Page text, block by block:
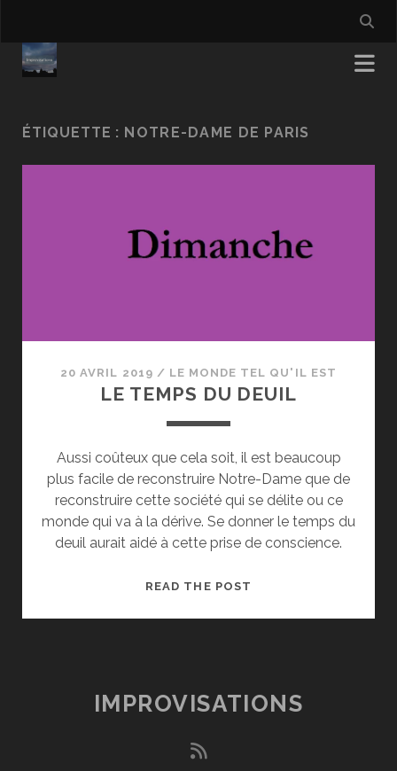
ÉTIQUETTE : NOTRE-DAME DE PARIS
20 AVRIL 2019 / LE MONDE TEL QU'IL EST
LE TEMPS DU DEUIL
Aussi coûteux que cela soit, il est beaucoup
plus facile de reconstruire Notre-Dame que de
reconstruire cette société qui se délite ou ce
monde qui va à la dérive. Se donner le temps du
deuil aurait aidé à cette prise de conscience.
READ THE POST
IMPROVISATIONS
rss